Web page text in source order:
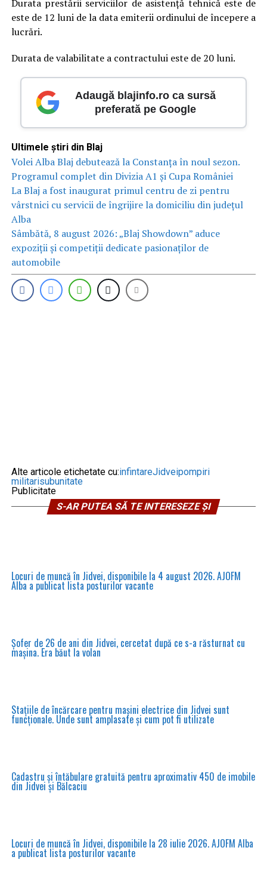
Durata prestării serviciilor de asistență tehnică este de
este de 12 luni de la data emiterii ordinului de începere a
lucrări.
Durata de valabilitate a contractului este de 20 luni.
Adaugă blajinfo.ro ca sursă
preferată pe Google
Ultimele știri din Blaj
Volei Alba Blaj debutează la Constanța în noul sezon.
Programul complet din Divizia A1 și Cupa României
La Blaj a fost inaugurat primul centru de zi pentru
vârstnici cu servicii de îngrijire la domiciliu din județul
Alba
Sâmbătă, 8 august 2026: „Blaj Showdown” aduce
expoziții și competiții dedicate pasionaților de
automobile
Alte articole etichetate cu:infintareJidveipompiri
militarisubunitate
Publicitate
S-AR PUTEA SĂ TE INTERESEZE ȘI
Locuri de muncă în Jidvei, disponibile la 4 august 2026. AJOFM
Alba a publicat lista posturilor vacante
Șofer de 26 de ani din Jidvei, cercetat după ce s-a răsturnat cu
mașina. Era băut la volan
Stațiile de încărcare pentru mașini electrice din Jidvei sunt
funcționale. Unde sunt amplasate și cum pot fi utilizate
Cadastru și întăbulare gratuită pentru aproximativ 450 de imobile
din Jidvei și Bălcaciu
Locuri de muncă în Jidvei, disponibile la 28 iulie 2026. AJOFM Alba
a publicat lista posturilor vacante